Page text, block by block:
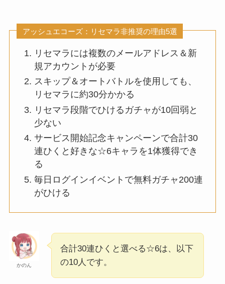
アッシュエコーズ：リセマラ非推奨の理由5選
リセマラには複数のメールアドレス＆新
規アカウントが必要
スキップ＆オートバトルを使用しても、
リセマラに約30分かかる
リセマラ段階でひけるガチャが10回弱と
少ない
サービス開始記念キャンペーンで合計30
連ひくと好きな☆6キャラを1体獲得でき
る
毎日ログインイベントで無料ガチャ200連
がひける
かのん
合計30連ひくと選べる☆6は、以下
の10人です。